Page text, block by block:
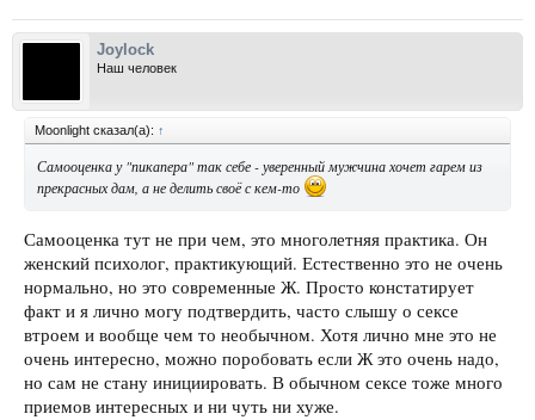
Joylock
Наш человек
Moonlight сказал(а): ↑
Самооценка у "пикапера" так себе - уверенный мужчина хочет гарем из
прекрасных дам, а не делить своё с кем-то
Самооценка тут не при чем, это многолетняя практика. Он
женский психолог, практикующий. Естественно это не очень
нормально, но это современные Ж. Просто констатирует
факт и я лично могу подтвердить, часто слышу о сексе
втроем и вообще чем то необычном. Хотя лично мне это не
очень интересно, можно поробовать если Ж это очень надо,
но сам не стану инициировать. В обычном сексе тоже много
приемов интересных и ни чуть ни хуже.